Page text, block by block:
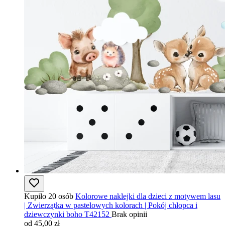
Kupiło 20 osób Kolorowe naklejki dla dzieci z motywem lasu
| Zwierzątka w pastelowych kolorach | Pokój chłopca i
dziewczynki boho T42152 Brak opinii
od 45,00 zł